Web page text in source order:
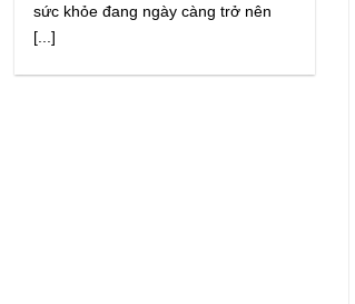
sức khỏe đang ngày càng trở nên
[...]